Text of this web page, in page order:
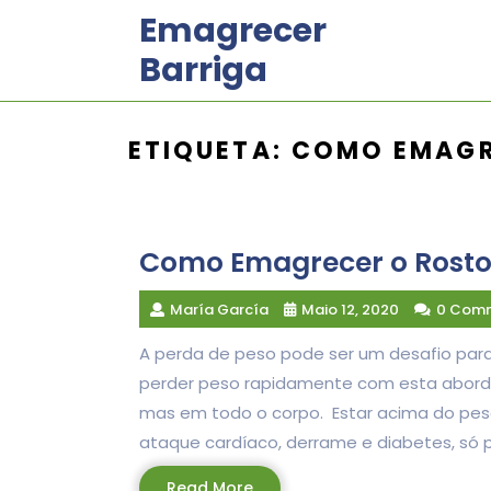
Emagrecer
Barriga
ETIQUETA: COMO
Como Emagrecer o
María García Maio 12, 2020 0
A perda de peso pode ser um desafio
perder peso rapidamente com esta
mas em todo o corpo. Estar acima do
ataque cardíaco, derrame e diabetes, só
Read